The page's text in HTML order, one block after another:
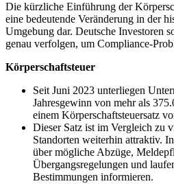
Die kürzliche Einführung der
eine bedeutende Veränderung in der
Umgebung dar. Deutsche Investoren
genau verfolgen, um Compliance-
Körperschaftsteuer
Seit Juni 2023 unterliegen
Jahresgewinn von mehr als
einem Körperschaftsteuersatz
Dieser Satz ist im Vergleich zu
Standorten weiterhin attraktiv.
über mögliche Abzüge,
Übergangsregelungen und
Bestimmungen informieren.